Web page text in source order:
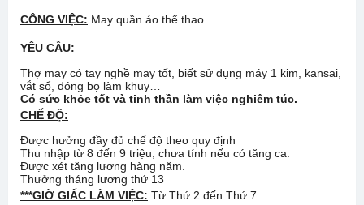
CÔNG VIỆC: May quần áo thể thao
YÊU CẦU:
Thợ may có tay nghề may tốt, biết sử dụng máy 1 kim, kansai,
vắt sổ, đóng bọ làm khuy…
Có sức khỏe tốt và tinh thần làm việc nghiêm túc.
CHẾ ĐỘ:
Được hưởng đầy đủ chế độ theo quy định
Thu nhập từ 8 đến 9 triệu, chưa tính nếu có tăng ca.
Được xét tăng lương hàng năm.
Thưởng tháng lương thứ 13
***GIỜ GIẤC LÀM VIỆC: Từ Thứ 2 đến Thứ 7